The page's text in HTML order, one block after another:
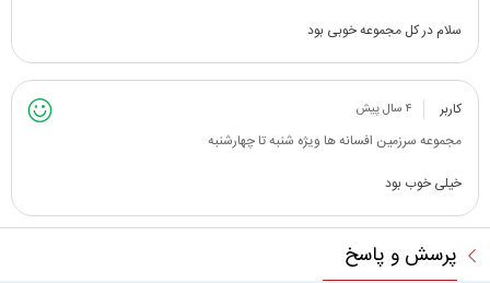
سلام در کل مجموعه خوبی بود
کاربر ۴ سال پیش
مجموعه سرزمین افسانه ها ویژه شنبه تا چهارشنبه
خیلی خوب بود
پرسش و پاسخ